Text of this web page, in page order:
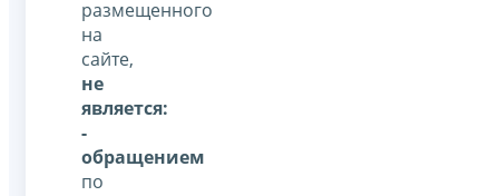
размещенного
на
сайте,
не
является:
-
обращением
по